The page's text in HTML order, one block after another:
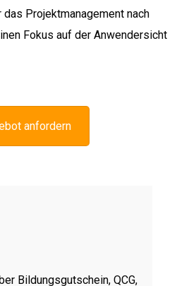
Projektmanagement nach
Fokus auf der Anwendersicht
anfordern
Bildungsgutschein, QCG,